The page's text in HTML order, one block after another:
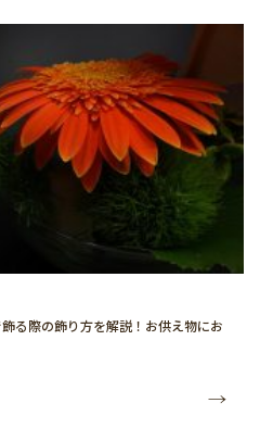
る際の飾り方を解説！お供え物にお